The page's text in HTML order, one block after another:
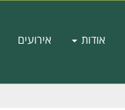
אודות אירועים